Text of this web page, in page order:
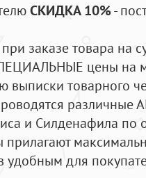
СКИДКА 10%-
при заказе товара на
цены на
выписки товарного
и Силденафила по
удобным для